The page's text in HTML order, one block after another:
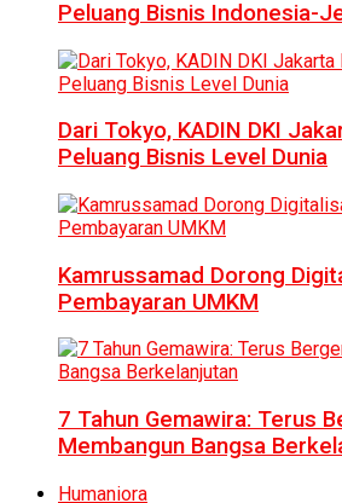
Peluang Bisnis Indonesia-
Dari Tokyo, KADIN DKI
Peluang Bisnis Level Dunia
Kamrussamad Dorong
Pembayaran UMKM
7 Tahun Gemawira: Terus
Membangun Bangsa
Humaniora